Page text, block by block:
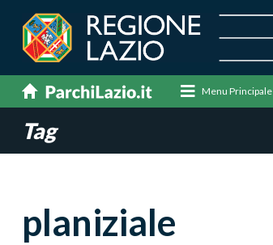
Menu Principale
Tag
planiziale